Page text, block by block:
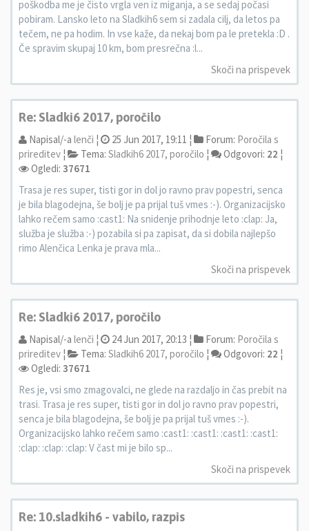
poškodba me je čisto vrgla ven iz miganja, a se sedaj počasi
pobiram. Lansko leto na Sladkih6 sem si zadala cilj, da letos pa
tečem, ne pa hodim. In vse kaže, da nekaj bom pa le pretekla :D .
Če spravim skupaj 10 km, bom presrečna :l...
Skoči na prispevek
Re: Sladki6 2017, poročilo
Napisal/-a lenči ¦ 25 Jun 2017, 19:11 ¦ Forum: Poročila s
prireditev ¦ Tema: Sladkih6 2017, poročilo ¦ Odgovori: 22 ¦
Ogledi: 37671
Trasa je res super, tisti gor in dol jo ravno prav popestri, senca
je bila blagodejna, še bolj je pa prijal tuš vmes :-). Organizacijsko
lahko rečem samo :cast1: Na snidenje prihodnje leto :clap: Ja,
služba je služba :-) pozabila si pa zapisat, da si dobila najlepšo
rimo Alenčica Lenka je prava mla...
Skoči na prispevek
Re: Sladki6 2017, poročilo
Napisal/-a lenči ¦ 24 Jun 2017, 20:13 ¦ Forum: Poročila s
prireditev ¦ Tema: Sladkih6 2017, poročilo ¦ Odgovori: 22 ¦
Ogledi: 37671
Res je, vsi smo zmagovalci, ne glede na razdaljo in čas prebit na
trasi. Trasa je res super, tisti gor in dol jo ravno prav popestri,
senca je bila blagodejna, še bolj je pa prijal tuš vmes :-).
Organizacijsko lahko rečem samo :cast1: :cast1: :cast1: :cast1:
:clap: :clap: :clap: V čast mi je bilo sp...
Skoči na prispevek
Re: 10.sladkih6 - vabilo, razpis